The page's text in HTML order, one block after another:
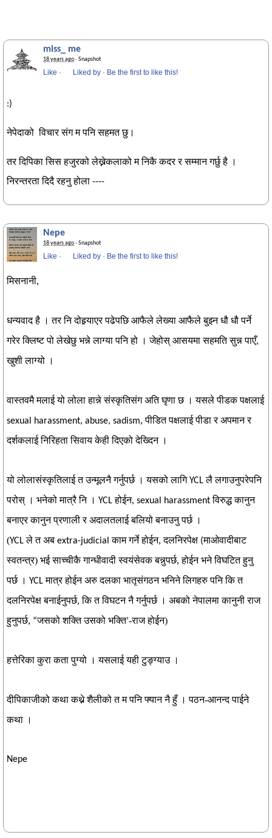
miss_ me
18 years ago· Snapshot
Like · Liked by · Be the first to like this!
:)
नेपेदाको विचार संग म पनि सहमत छु।
तर दिपिका सिस हजुरको लेख्नेकलाको म निकै कदर र सम्मान गर्छु है ।
निरन्तरता दिदै रहनु होला ----
Nepe
18 years ago· Snapshot
Like · Liked by · Be the first to like this!
मिसनानी,
धन्यवाद है । तर नि दोहर्‍याएर पढेपछि आफैले लेख्या आफैले बुझ्न धौ धौ पर्ने
गरेर क्लिष्ट पो लेखेछु भन्ने लाग्या पनि हो । जेहोस् आसयमा सहमति सुन्न पाएँ,
खुशी लाग्यो ।
वास्तवमै मलाई यो लोला हान्ने संस्कृतिसंग अति घृणा छ । यसले पीडक पक्षलाई
sexual harassment, abuse, sadism, पीडित पक्षलाई पीडा र अपमान र
दर्शकलाई निरिहता सिवाय केही दिएको देख्दिन ।
यो लोलासंस्कृतिलाई त उन्मूलनै गर्नुपर्छ । यसको लागिYCLलै लगाउनुपरेपनि
परोस् । भनेको मात्रै नि । YCLहोईन, sexual harassmentविरुद्ध कानुन
बनाएर कानुन प्रणाली र अदालतलाई बलियो बनाउनु पर्छ ।
(YCLले त अब extra-judicialकाम गर्ने होईन, दलनिरपेक्ष (माओवादीबाट
स्वतन्त्र) भई साच्चीकै गान्धीवादी स्वयंसेवक बन्नुपर्छ, होईन भने विघटित हुनु
पर्छ । YCLमात्र होईन अरु दलका भातृसंगठन भनिने लिगहरु पनि कि त
दलनिरपेक्ष बनाईनुपर्छ, कि त विघटन नै गर्नुपर्छ । अबको नेपालमा कानुनी राज
हुनुपर्छ, “जसको शक्ति उसको भक्ति’-राज होईन)
हत्तेरिका कुरा कता पुग्यो । यसलाई यही टुङ्ग्याउ ।
दीपिकाजीको कथा कथ्ने शैलीको त म पनि फ्यान नै हुँ । पठन-आनन्द पाईने
कथा ।
Nepe